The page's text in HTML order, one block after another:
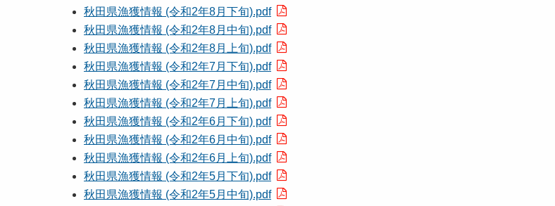
秋田県漁獲情報 (令和2年8月下旬).pdf
秋田県漁獲情報 (令和2年8月中旬).pdf
秋田県漁獲情報 (令和2年8月上旬).pdf
秋田県漁獲情報 (令和2年7月下旬).pdf
秋田県漁獲情報 (令和2年7月中旬).pdf
秋田県漁獲情報 (令和2年7月上旬).pdf
秋田県漁獲情報 (令和2年6月下旬) pdf
秋田県漁獲情報 (令和2年6月中旬).pdf
秋田県漁獲情報 (令和2年6月上旬).pdf
秋田県漁獲情報 (令和2年5月下旬).pdf
秋田県漁獲情報 (令和2年5月中旬).pdf